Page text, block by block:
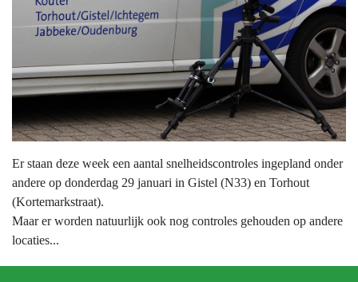
Er staan deze week een aantal snelheidscontroles ingepland onder
andere op donderdag 29 januari in Gistel (N33) en Torhout
(Kortemarkstraat).
Maar er worden natuurlijk ook nog controles gehouden op andere
locaties...